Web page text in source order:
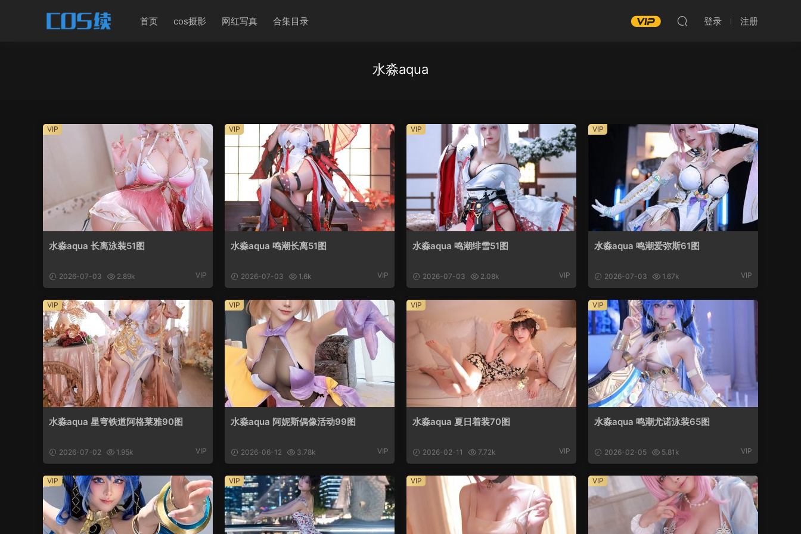
首页 cos摄影 网红写真 合集目录 登录 注册
水淼aqua
水淼aqua 长离泳装51图
2026-07-03 2.89k VIP
VIP
水淼aqua 鸣潮长离51图
2026-07-03 1.6k VIP
VIP
水淼aqua 鸣潮绯雪51图
2026-07-03 2.08k VIP
VIP
水淼aqua 鸣潮爱弥斯61图
2026-07-03 1.67k VIP
VIP
水淼aqua 星穹铁道阿格莱雅90图
2026-07-02 1.95k VIP
VIP
水淼aqua 阿妮斯偶像活动99图
2026-06-12 3.78k VIP
VIP
水淼aqua 夏日着装70图
2026-02-11 7.72k VIP
VIP
水淼aqua 鸣潮尤诺泳装65图
2026-02-05 5.81k VIP
VIP
VIP VIP VIP VIP